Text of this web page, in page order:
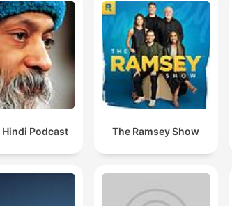
Hindi Podcast The Ramsey Show